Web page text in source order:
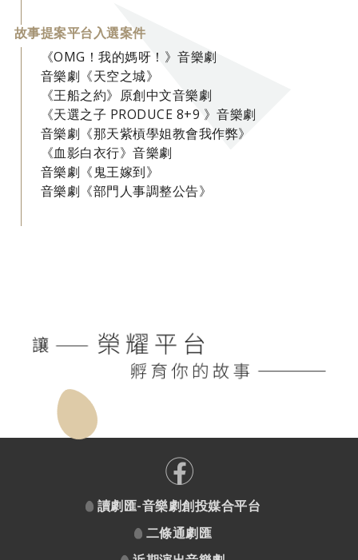
故事提案平台入選案件
《OMG！我的媽呀！》音樂劇
音樂劇《天空之城》
《王船之約》原創中文音樂劇
《天選之子 PRODUCE 8+9 》音樂劇
音樂劇《那天紫槓學姐教會我作弊》
《血影白衣行》音樂劇
音樂劇《鬼王嫁到》
音樂劇《部門人事調整公告》
讀劇匯-音樂劇創投媒合平台
二條通劇匯